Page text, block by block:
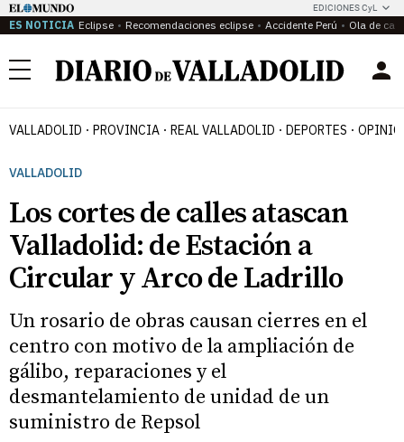
EDICIONES CyL
ES NOTICIA Eclipse Recomendaciones eclipse Accidente Perú Ola de
Menú
VALLADOLID PROVINCIA REAL VALLADOLID DEPORTES
VALLADOLID
Los cortes de calles atascan
Valladolid: de Estación a
Circular y Arco de Ladrillo
Un rosario de obras causan cierres en el
centro con motivo de la ampliación de
gálibo, reparaciones y el
desmantelamiento de unidad de un
suministro de Repsol